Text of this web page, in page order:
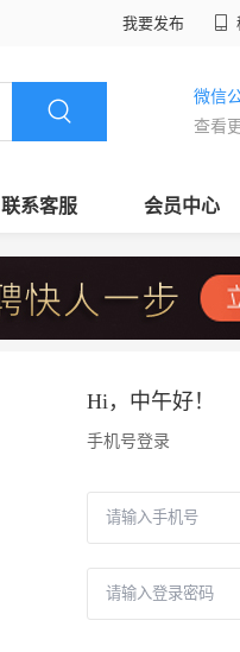
我要发布
微信
查看
联系客服 会员中心
Hi， 中午好！
手机号登录